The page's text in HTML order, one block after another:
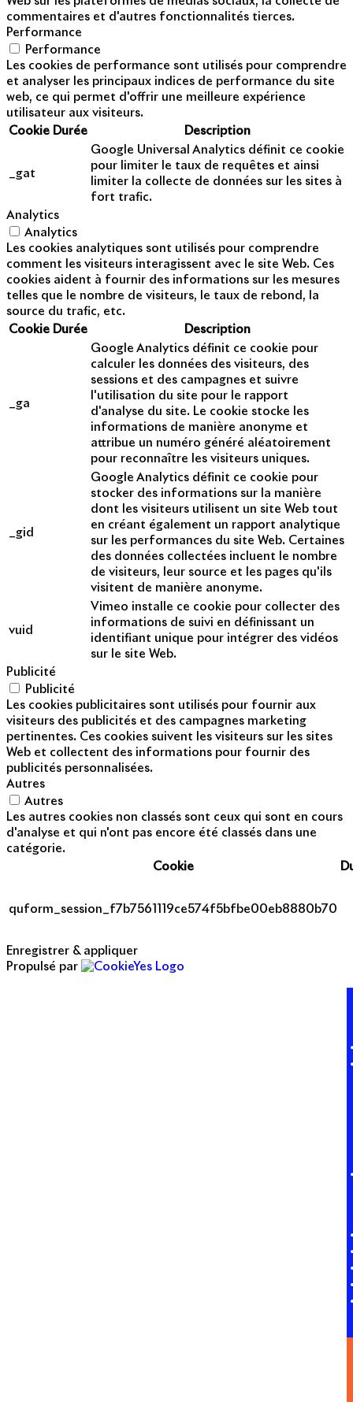
commentaires et d'autres fonctionnalités tierces.
Performance
Performance
Les cookies de performance sont utilisés pour comprendre
et analyser les principaux indices de performance du site
web, ce qui permet d'offrir une meilleure expérience
utilisateur aux visiteurs.
Cookie Durée Description
_gat
Google Universal Analytics définit ce cookie
pour limiter le taux de requêtes et ainsi
limiter la collecte de données sur les sites à
fort trafic.
Analytics
Analytics
Les cookies analytiques sont utilisés pour comprendre
comment les visiteurs interagissent avec le site Web. Ces
cookies aident à fournir des informations sur les mesures
telles que le nombre de visiteurs, le taux de rebond, la
source du trafic, etc.
Cookie Durée Description
_ga
Google Analytics définit ce cookie pour
calculer les données des visiteurs, des
sessions et des campagnes et suivre
l'utilisation du site pour le rapport
d'analyse du site. Le cookie stocke les
informations de manière anonyme et
attribue un numéro généré aléatoirement
pour reconnaître les visiteurs uniques.
_gid
Google Analytics définit ce cookie pour
stocker des informations sur la manière
dont les visiteurs utilisent un site Web tout
en créant également un rapport analytique
sur les performances du site Web. Certaines
des données collectées incluent le nombre
de visiteurs, leur source et les pages qu'ils
visitent de manière anonyme.
vuid
Vimeo installe ce cookie pour collecter des
informations de suivi en définissant un
identifiant unique pour intégrer des vidéos
sur le site Web.
Publicité
Publicité
Les cookies publicitaires sont utilisés pour fournir aux
visiteurs des publicités et des campagnes marketing
pertinentes. Ces cookies suivent les visiteurs sur les sites
Web et collectent des informations pour fournir des
publicités personnalisées.
Autres
Autres
Les autres cookies non classés sont ceux qui sont en cours
d'analyse et qui n'ont pas encore été classés dans une
catégorie.
Cookie
quform_session_f7b7561119ce574f5bfbe00eb8880b70
Enregistrer & appliquer
Propulsé par